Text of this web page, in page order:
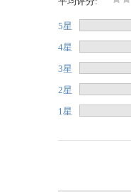
5星
4星
3星
2星
1星